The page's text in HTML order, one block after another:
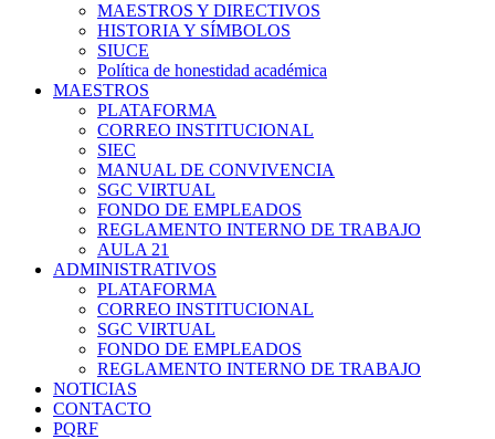
MAESTROS Y DIRECTIVOS
HISTORIA Y SÍMBOLOS
SIUCE
Política de honestidad académica
MAESTROS
PLATAFORMA
CORREO INSTITUCIONAL
SIEC
MANUAL DE CONVIVENCIA
SGC VIRTUAL
FONDO DE EMPLEADOS
REGLAMENTO INTERNO DE TRABAJO
AULA 21
ADMINISTRATIVOS
PLATAFORMA
CORREO INSTITUCIONAL
SGC VIRTUAL
FONDO DE EMPLEADOS
REGLAMENTO INTERNO DE TRABAJO
NOTICIAS
CONTACTO
PQRF